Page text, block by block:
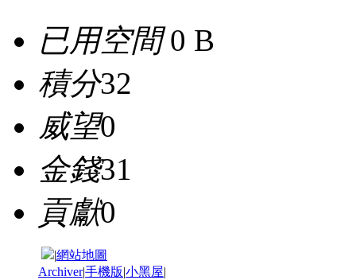
已用空間0 B
積分32
威望0
金錢31
貢獻0
|網站地圖
Archiver|手機版|小黑屋|